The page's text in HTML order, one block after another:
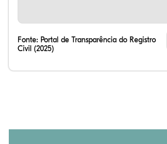
Fonte: Portal de Transparência do Registro
Civil (2025)